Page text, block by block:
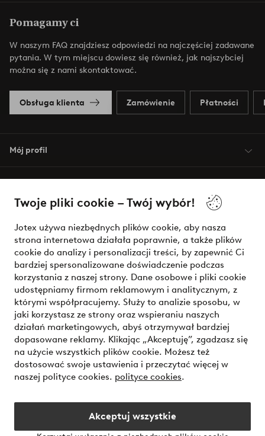
Twoje pliki cookie – Twój wybór!
Jotex używa niezbędnych plików cookie, aby nasza
strona internetowa działała poprawnie, a także plików
cookie do analizy i personalizacji treści, by zapewnić Ci
bardziej spersonalizowane doświadczenie podczas
korzystania z naszej strony. Dane osobowe i pliki cookie
udostępniamy firmom reklamowym i analitycznym, z
którymi współpracujemy. Służy to analizie sposobu, w
jaki korzystasz ze strony oraz wspieraniu naszych
działań marketingowych, abyś otrzymywał bardziej
dopasowane reklamy. Klikając „Akceptuję”, zgadzasz się
na użycie wszystkich plików cookie. Możesz też
dostosować swoje ustawienia i przeczytać więcej w
naszej polityce cookies. polityce cookies.
Akceptuj wszystkie
Pomagamy ci
W naszym FAQ znajdziesz odpowiedzi na najczęściej zadawane
pytania. W tym miejscu dowiesz się również, jak najszybciej
można się z nami skontaktować.
Obsługa klienta Zamówienie Płatności
Mój profil
Warunki
Bezpieczne płatności - zapłać teraz lub podziel się
Chcesz dowiedzieć się więcej o naszych opcjach płatności